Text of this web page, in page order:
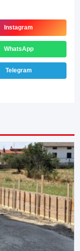
Instagram
WhatsApp
Telegram